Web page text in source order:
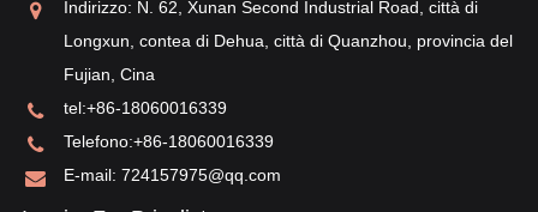
Indirizzo: N. 62, Xunan Second Industrial Road, città di
Longxun, contea di Dehua, città di Quanzhou, provincia del
Fujian, Cina
tel:+86-18060016339
Telefono:+86-18060016339
E-mail: 724157975@qq.com